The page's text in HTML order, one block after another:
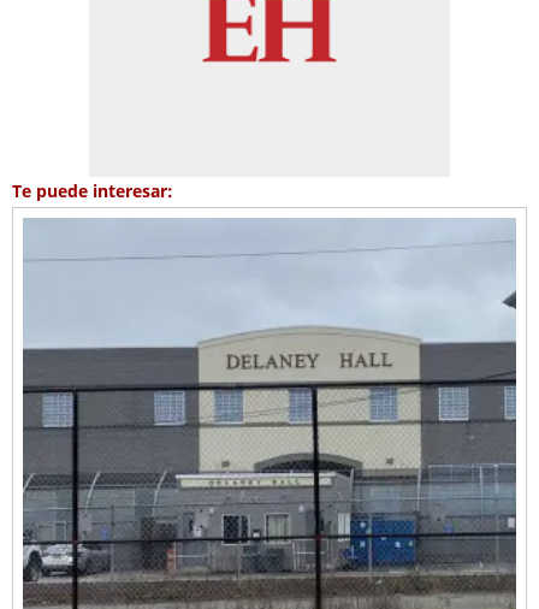
Te puede interesar: